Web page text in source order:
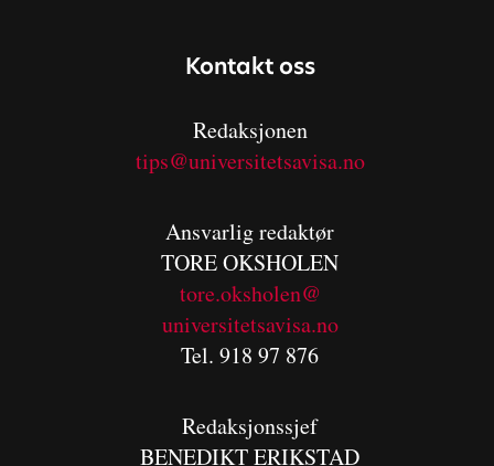
Kontakt oss
Redaksjonen
tips@universitetsavisa.no
Ansvarlig redaktør
TORE OKSHOLEN
tore.oksholen@
universitetsavisa.no
Tel. 918 97 876
Redaksjonssjef
BENEDIKTERIKSTAD